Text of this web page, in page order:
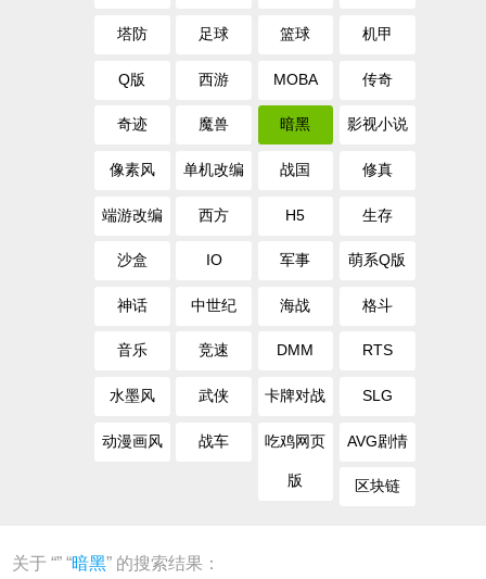
塔防 足球 篮球 机甲
Q版 西游 MOBA 传奇
奇迹 魔兽 暗黑 影视小说
像素风 单机改编 战国 修真
端游改编 西方 H5 生存
沙盒 IO 军事 萌系Q版
神话 中世纪 海战 格斗
音乐 竞速 DMM RTS
水墨风 武侠 卡牌对战 SLG
动漫画风 战车 吃鸡网页
版
AVG剧情
区块链
关于 “” “暗黑” 的搜索结果：